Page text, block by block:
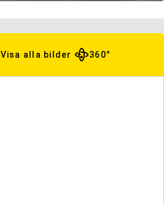
Visa alla bilder 360°